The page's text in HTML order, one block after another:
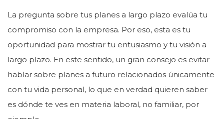
La pregunta sobre tus planes a largo plazo evalúa tu
compromiso con la empresa. Por eso, esta es tu
oportunidad para mostrar tu entusiasmo y tu visión a
largo plazo. En este sentido, un gran consejo es evitar
hablar sobre planes a futuro relacionados únicamente
con tu vida personal, lo que en verdad quieren saber
es dónde te ves en materia laboral, no familiar, por